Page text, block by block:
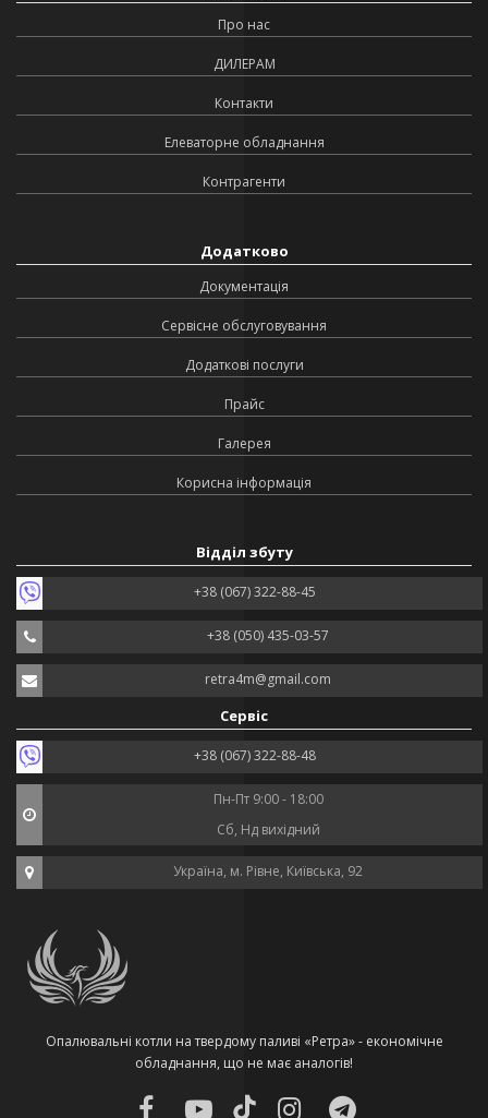
Про нас
ДИЛЕРАМ
Контакти
Елеваторне обладнання
Контрагенти
Додатково
Документація
Сервісне обслуговування
Додаткові послуги
Прайс
Галерея
Корисна інформація
Відділ збуту
+38 (067) 322-88-45
+38 (050) 435-03-57
retra4m@gmail.com
Сервіс
+38 (067) 322-88-48
Пн-Пт 9:00 - 18:00
Сб, Нд вихідний
Україна, м. Рівне, Київська, 92
Опалювальні котли на твердому паливі «Ретра» - економічне
обладнання, що не має аналогів!